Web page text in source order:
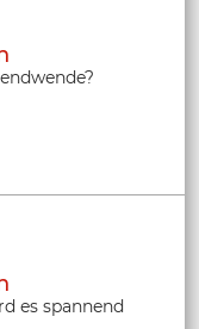
es spannend